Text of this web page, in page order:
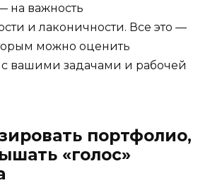
на важность
и лаконичности. Все это —
можно оценить
с вашими задачами и рабочей
портфолио,
«голос»